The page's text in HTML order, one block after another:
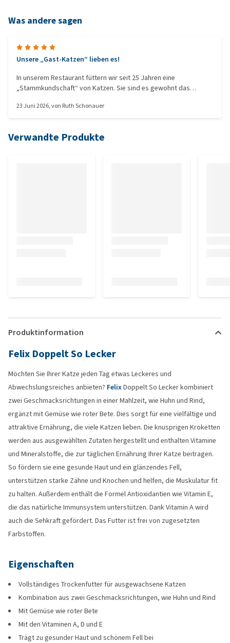
Was andere sagen
Unsere „Gast-Katzen“ lieben es!
In unserem Restaurant füttern wir seit 25 Jahren eine
„Stammkundschaft“ von Katzen. Sie sind es gewohnt das
23 Juni 2026, von Ruth Schonauer
Verwandte Produkte
Produktinformation
Felix Doppelt So Lecker
Möchten Sie Ihrer Katze jeden Tag etwas Leckeres und
Abwechslungsreiches anbieten? FelixDoppelt So Lecker kombiniert
zwei Geschmacksrichtungen in einer Mahlzeit, wie Huhn und Rind,
ergänzt mit Gemüse wie roter Bete. Dies sorgt für eine vielfältige und
attraktive Ernährung, die viele Katzen lieben. Die knusprigen Kroketten
werden aus ausgewählten Zutaten hergestellt und enthalten Vitamine
und Mineralstoffe, die zur täglichen Ernährung Ihrer Katze beitragen.
So fördern sie eine gesunde Haut und ein glänzendes Fell,
unterstützen starke Zähne und Knochen und helfen, die Muskulatur fit
zu halten. Außerdem enthält die Formel Antioxidantien wie Vitamin E,
die das natürliche Immunsystem unterstützen. Dank Vitamin A wird
auch die Sehkraft gefördert. Das Futter ist frei von zugesetzten
Farbstoffen.
Eigenschaften
Vollständiges Trockenfutter für ausgewachsene Katzen
Kombination aus zwei Geschmacksrichtungen, wie Huhn und Rind
Mit Gemüse wie roter Bete
Mit den Vitaminen A, D und E
Trägt zu gesunder Haut und schönem Fell bei